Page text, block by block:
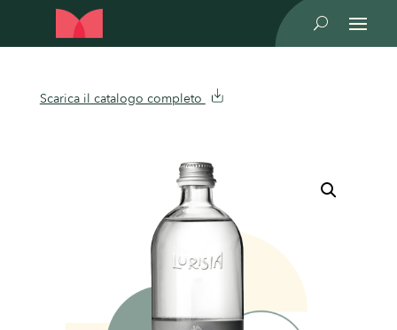
U
Scarica il catalogo completo